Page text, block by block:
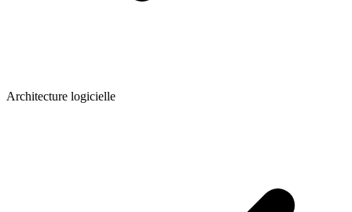
Architecture logicielle